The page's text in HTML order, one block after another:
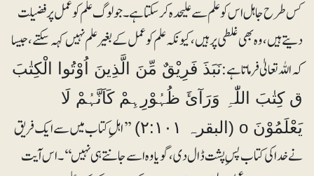
کس طرح جاہل اس کو علم سے علیحدہ کرسکتا ہے۔ جو لوگ علم کو عمل پر فضیلت
دیتے ہیں، وہ بھی غلطی پر ہیں، کیونکہ علم کو عمل کے بغیر علم نہیں کہہ سکتے، جیسا
کہ اللہ تعالیٰ فرماتا ہے:نَبَذَ فَرِیْقٌ مِّنَ الَّذِینَ اُوْتُوا الْکِتٰبَ
ق کِتٰبَ اللّٰہِ وَرَآئَ ظُہُوْرِہِمْ کَاَنَّہُمْ لَا
یَعْلَمُوْنَ o (البقرہ ۲:۱۰۱)
’’اہلِ کتاب میں سے ایک فریق
نے خدا کی کتاب پسِ پشت ڈال دی ، گویا وہ اسے جانتے ہی نہیں‘‘۔ اس آیت